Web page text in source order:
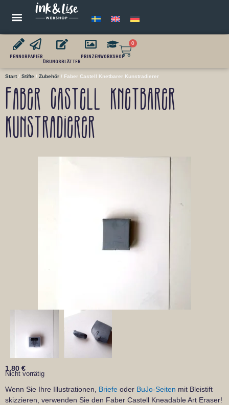
PENNOR PAPIER
ÜBUNGSBLÄTTER
PRINZEN WORKSHOP
0
Start/ Stifte / Zubehör / Faber Castell Knetbarer Kunstradierer
Faber Castell Knetbarer
Kunstradierer
1,80 €
Nicht vorrätig
Wenn Sie Ihre Illustrationen, Briefe oder BuJo-Seiten mit Bleistift
skizzieren, verwenden Sie den Faber Castell Kneadable Art Eraser!